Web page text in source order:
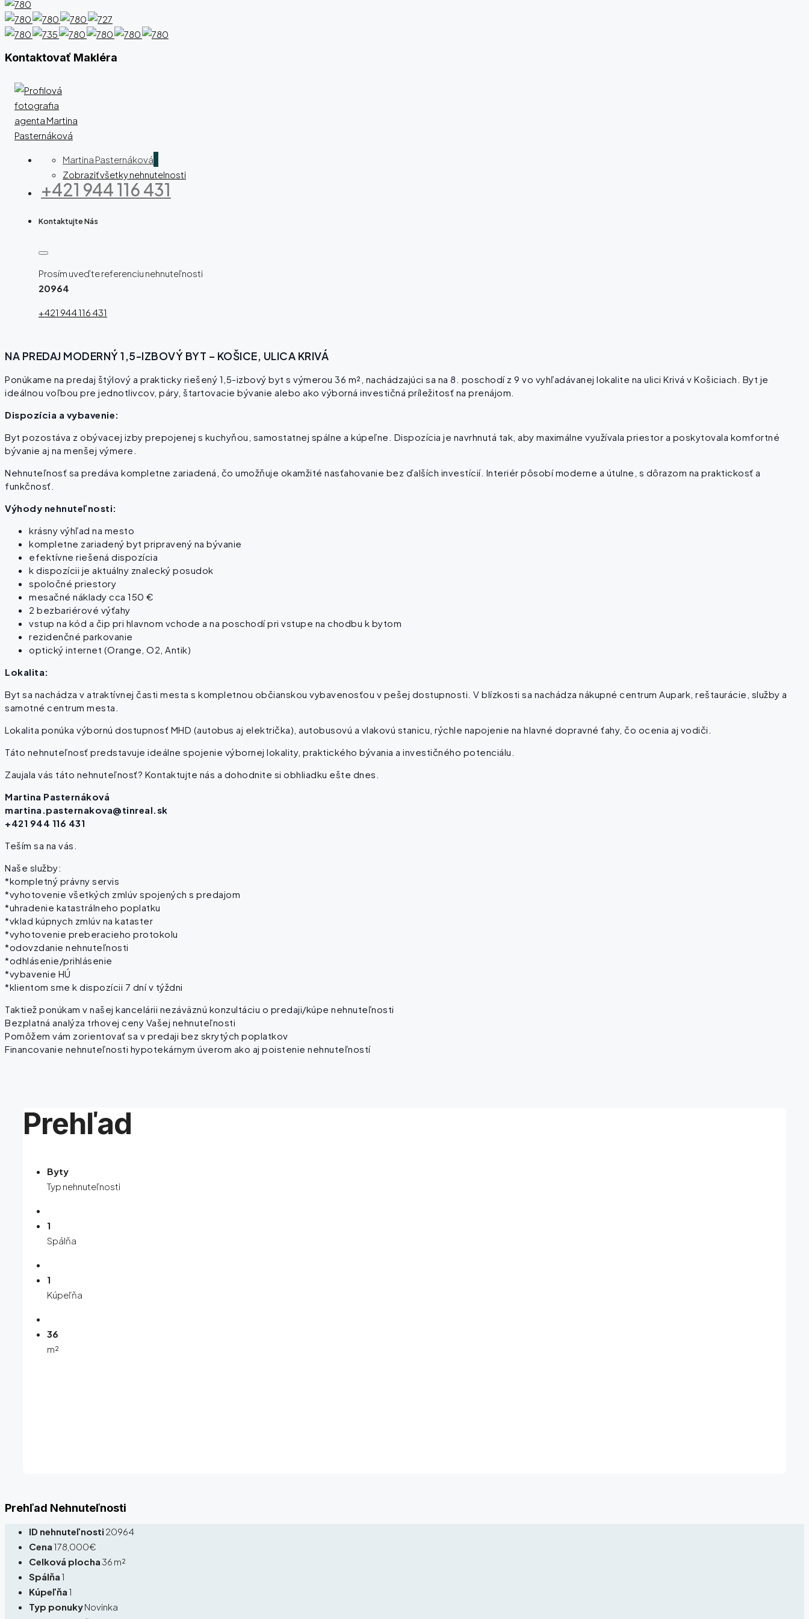
Kontaktovať Makléra
Martina Pasternáková
Zobraziť všetky nehnutelnosti
+421 944 116 431
Kontaktujte Nás
Prosím uveďte referenciu nehnuteľnosti
20964
+421 944 116 431
NA PREDAJ MODERNÝ 1,5-IZBOVÝ BYT – KOŠICE, ULICA KRIVÁ
Ponúkame na predaj štýlový a prakticky riešený 1,5-izbový byt s výmerou 36 m², nachádzajúci sa na 8. poschodí z 9 vo vyhľadávanej lokalite na ulici Krivá v Košiciach. Byt je
ideálnou voľbou pre jednotlivcov, páry, štartovacie bývanie alebo ako výborná investičná príležitosť na prenájom.
Dispozícia a vybavenie:
Byt pozostáva z obývacej izby prepojenej s kuchyňou, samostatnej spálne a kúpeľne. Dispozícia je navrhnutá tak, aby maximálne využívala priestor a poskytovala komfortné
bývanie aj na menšej výmere.
Nehnuteľnosť sa predáva kompletne zariadená, čo umožňuje okamžité nasťahovanie bez ďalších investícií. Interiér pôsobí moderne a útulne, s dôrazom na praktickosť a
funkčnosť.
Výhody nehnuteľnosti:
krásny výhľad na mesto
kompletne zariadený byt pripravený na bývanie
efektívne riešená dispozícia
k dispozícii je aktuálny znalecký posudok
spoločné priestory
mesačné náklady cca 150 €
2 bezbariérové výťahy
vstup na kód a čip pri hlavnom vchode a na poschodí pri vstupe na chodbu k bytom
rezidenčné parkovanie
optický internet (Orange, O2, Antik)
Lokalita:
Byt sa nachádza v atraktívnej časti mesta s kompletnou občianskou vybavenosťou v pešej dostupnosti. V blízkosti sa nachádza nákupné centrum Aupark, reštaurácie, služby a
samotné centrum mesta.
Lokalita ponúka výbornú dostupnosť MHD (autobus aj električka), autobusovú a vlakovú stanicu, rýchle napojenie na hlavné dopravné ťahy, čo ocenia aj vodiči.
Táto nehnuteľnosť predstavuje ideálne spojenie výbornej lokality, praktického bývania a investičného potenciálu.
Zaujala vás táto nehnuteľnosť? Kontaktujte nás a dohodnite si obhliadku ešte dnes.
Martina Pasternáková
martina.pasternakova@tinreal.sk
+421 944 116 431
Teším sa na vás.
Naše služby:
*kompletný právny servis
*vyhotovenie všetkých zmlúv spojených s predajom
*uhradenie katastrálneho poplatku
*vklad kúpnych zmlúv na kataster
*vyhotovenie preberacieho protokolu
*odovzdanie nehnuteľnosti
*odhlásenie/prihlásenie
*vybavenie HÚ
*klientom sme k dispozícii 7 dní v týždni
Taktiež ponúkam v našej kancelárii nezáväznú konzultáciu o predaji/kúpe nehnuteľnosti
Bezplatná analýza trhovej ceny Vašej nehnuteľnosti
Pomôžem vám zorientovať sa v predaji bez skrytých poplatkov
Financovanie nehnuteľnosti hypotekárnym úverom ako aj poistenie nehnuteľností
Prehľad
Byty
Typ nehnuteľnosti
1
Spálňa
1
Kúpeľňa
36
m²
Prehľad Nehnuteľnosti
ID nehnuteľnosti 20964
Cena 178,000€
Celková plocha36 m²
Spálňa 1
Kúpeľňa 1
Typ ponukyNovinka